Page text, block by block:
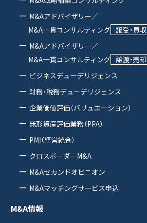
M&Aアドバイザリー／
M&A一貫コンサルティング 譲受・買収
M&Aアドバイザリー／
M&A一貫コンサルティング 譲渡・売却
ビジネスデューデリジェンス
財務・税務デューデリジェンス
企業価値評価（バリュエーション）
無形資産評価業務（PPA）
PMI（経営統合）
クロスボーダーM&A
M&Aセカンドオピニオン
M&Aマッチングサービス申込
M&A情報